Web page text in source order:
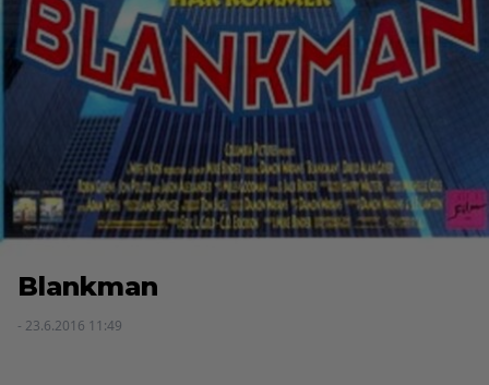
Blankman
- 23.6.2016 11:49